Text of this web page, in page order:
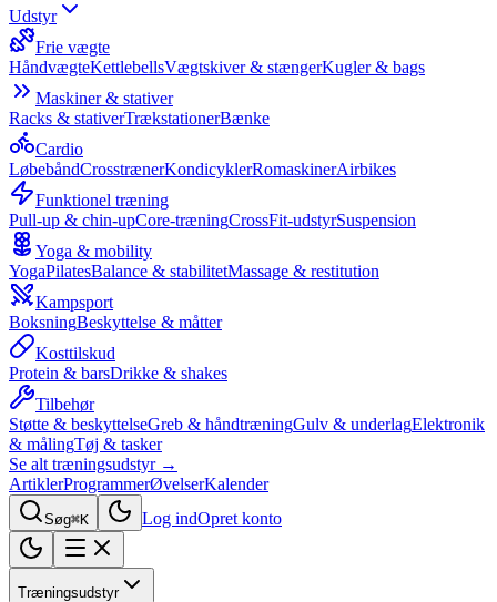
Udstyr
Frie vægte
HåndvægteKettlebellsVægtskiver & stængerKugler & bags
Maskiner & stativer
Racks & stativerTrækstationerBænke
Cardio
LøbebåndCrosstrænerKondicyklerRomaskinerAirbikes
Funktionel træning
Pull-up & chin-upCore-træningCrossFit-udstyrSuspension
Yoga & mobility
YogaPilatesBalance & stabilitetMassage & restitution
Kampsport
BoksningBeskyttelse & måtter
Kosttilskud
Protein & barsDrikke & shakes
Tilbehør
Støtte & beskyttelseGreb & håndtræningGulv & underlagElektronik
& målingTøj & tasker
Se alt træningsudstyr →
ArtiklerProgrammerØvelserKalender
Søg⌘K Log indOpret konto
Træningsudstyr